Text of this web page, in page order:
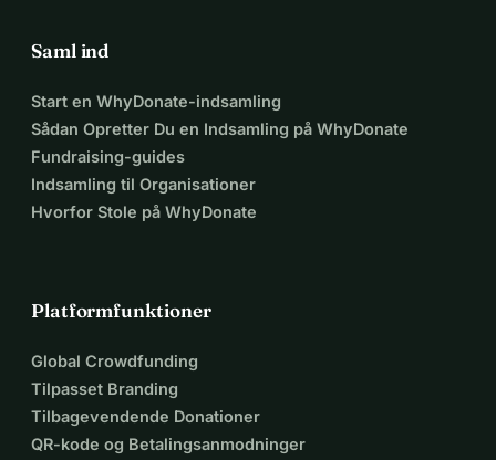
Saml ind
Start en WhyDonate-indsamling
Sådan Opretter Du en Indsamling på WhyDonate
Fundraising-guides
Indsamling til Organisationer
Hvorfor Stole på WhyDonate
Platformfunktioner
Global Crowdfunding
Tilpasset Branding
Tilbagevendende Donationer
QR-kode og Betalingsanmodninger